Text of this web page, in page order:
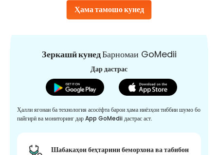
Ҳама тамошо кунед
Зеркашӣ кунедБарномаи GoMedii
Дар дастрас
Ҳалли ягонаи ба технология асосёфта барои ҳама ниёзҳои тиббии шумо бо
пайгирӣ ва мониторинг дар App GoMedii дастрас аст.
Шабакаҳои беҳтарини беморхона ва табибон